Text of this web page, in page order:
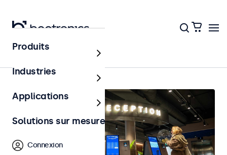
Accueil
Produits
Industries
Applications
Solutions sur mesure
Connexion